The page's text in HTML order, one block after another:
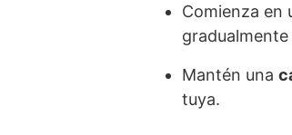
Comienza en
Mantén una
tuya.